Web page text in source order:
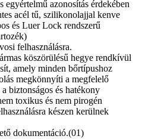
azonosítás érdekében
acél tű, szilikonolajjal kenve
és Luer Lock rendszerű
felhasználásra.
köszörülésű hegye rendkívül
amely minden bőrtípushoz
megkönnyíti a megfelelő
biztonságos és hatékony
toxikus és nem pirogén
készen kerülnek
dokumentáció.(01)